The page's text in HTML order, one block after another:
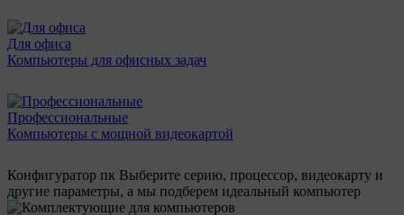
Для офиса
Компьютеры для офисных задач
Профессиональные
Компьютеры с мощной видеокартой
Конфигуратор пк Выберите серию, процессор, видеокарту и
другие параметры, а мы подберем идеальный компьютер